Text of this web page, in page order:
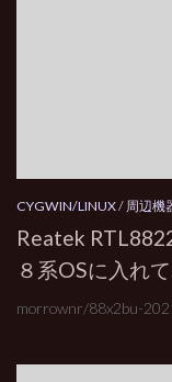
CYGWIN/LINUX/ 周辺機
Reatek
８系OSに入れ
morrownr/88x2bu-